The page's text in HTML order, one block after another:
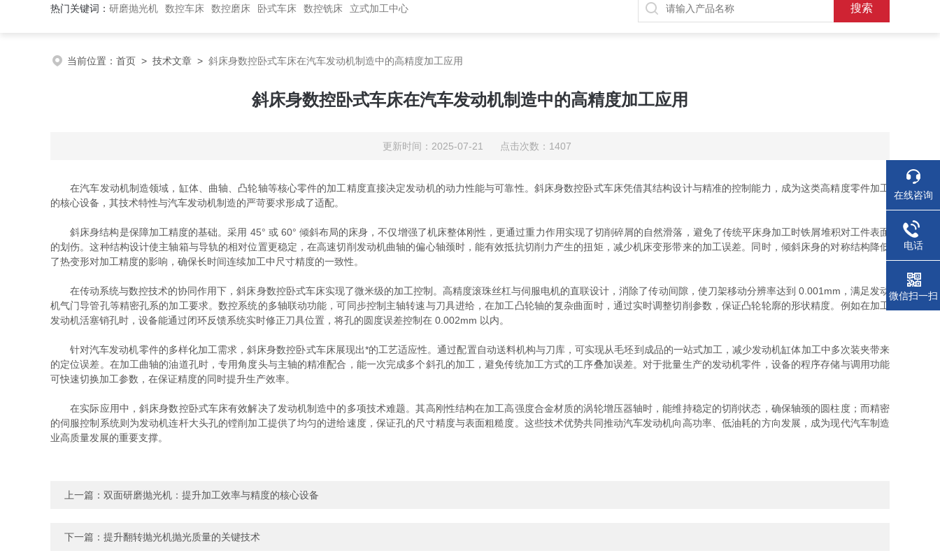
热门关键词： 研磨抛光机 数控车床 数控磨床 卧式车床 数控铣床 立式加工中心
当前位置： 首页 > 技术文章 > 斜床身数控卧式车床在汽车发动机制造中的高精度加工应用
斜床身数控卧式车床在汽车发动机制造中的高精度加工应用
更新时间：2025-07-21 点击次数：1407
在汽车发动机制造领域，缸体、曲轴、凸轮轴等核心零件的加工精度直接决定发动机的动力性能与可靠性。斜床身数控卧式车床凭借其结构设计与精准的控制能力，成为这类高精度零件加工
的核心设备，其技术特性与汽车发动机制造的严苛要求形成了适配。
斜床身结构是保障加工精度的基础。采用 45° 或 60° 倾斜布局的床身，不仅增强了机床整体刚性，更通过重力作用实现了切削碎屑的自然滑落，避免了传统平床身加工时铁屑堆积对工件表面
的划伤。这种结构设计使主轴箱与导轨的相对位置更稳定，在高速切削发动机曲轴的偏心轴颈时，能有效抵抗切削力产生的扭矩，减少机床变形带来的加工误差。同时，倾斜床身的对称结构降低
了热变形对加工精度的影响，确保长时间连续加工中尺寸精度的一致性。
在传动系统与数控技术的协同作用下，斜床身数控卧式车床实现了微米级的加工控制。高精度滚珠丝杠与伺服电机的直联设计，消除了传动间隙，使刀架移动分辨率达到 0.001mm，满足发动
机气门导管孔等精密孔系的加工要求。数控系统的多轴联动功能，可同步控制主轴转速与刀具进给，在加工凸轮轴的复杂曲面时，通过实时调整切削参数，保证凸轮轮廓的形状精度。例如在加工
发动机活塞销孔时，设备能通过闭环反馈系统实时修正刀具位置，将孔的圆度误差控制在 0.002mm 以内。
针对汽车发动机零件的多样化加工需求，斜床身数控卧式车床展现出*的工艺适应性。通过配置自动送料机构与刀库，可实现从毛坯到成品的一站式加工，减少发动机缸体加工中多次装夹带来
的定位误差。在加工曲轴的油道孔时，专用角度头与主轴的精准配合，能一次完成多个斜孔的加工，避免传统加工方式的工序叠加误差。对于批量生产的发动机零件，设备的程序存储与调用功能
可快速切换加工参数，在保证精度的同时提升生产效率。
在实际应用中，斜床身数控卧式车床有效解决了发动机制造中的多项技术难题。其高刚性结构在加工高强度合金材质的涡轮增压器轴时，能维持稳定的切削状态，确保轴颈的圆柱度；而精密
的伺服控制系统则为发动机连杆大头孔的镗削加工提供了均匀的进给速度，保证孔的尺寸精度与表面粗糙度。这些技术优势共同推动汽车发动机向高功率、低油耗的方向发展，成为现代汽车制造
业高质量发展的重要支撑。
上一篇： 双面研磨抛光机：提升加工效率与精度的核心设备
下一篇： 提升翻转抛光机抛光质量的关键技术
在线咨询
电话
微信扫一扫